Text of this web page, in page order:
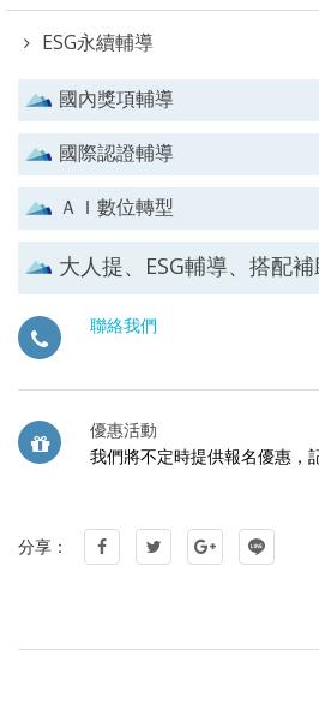
ESG永續輔導
國內獎項輔導
國際認證輔導
ＡＩ數位轉型
大人提、ESG輔導、搭配
聯絡我們
優惠活動
我們將不定時提供報名優惠，
分享：